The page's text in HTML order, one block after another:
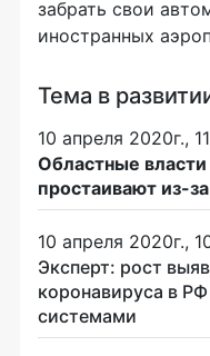
забрать свои
иностранных
Тема в
10 апреля 2020г.,
Областные власти
простаивают из-
10 апреля 2020г.,
Эксперт: рост
коронавируса в
системами